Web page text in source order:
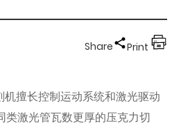
Share Print
擅长控制运动系统和激光驱动
类激光管瓦数更厚的压克力切